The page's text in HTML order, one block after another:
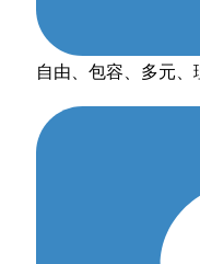
自由、包容、多元、